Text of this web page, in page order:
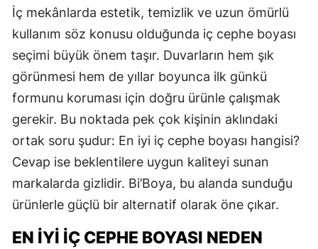
İç mekânlarda estetik, temizlik ve uzun ömürlü
kullanım söz konusu olduğunda iç cephe boyası
seçimi büyük önem taşır. Duvarların hem şık
görünmesi hem de yıllar boyunca ilk günkü
formunu koruması için doğru ürünle çalışmak
gerekir. Bu noktada pek çok kişinin aklındaki
ortak soru şudur: En iyi iç cephe boyası hangisi?
Cevap ise beklentilere uygun kaliteyi sunan
markalarda gizlidir. Bi’Boya, bu alanda sunduğu
ürünlerle güçlü bir alternatif olarak öne çıkar.
EN İYI İÇ CEPHE BOYASI NEDEN